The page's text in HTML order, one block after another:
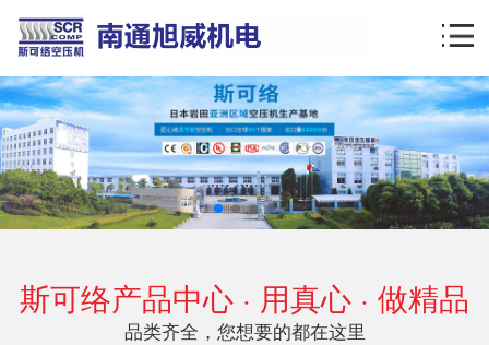
斯可络产品中心 · 用真心 · 做精品
品类齐全，您想要的都在这里